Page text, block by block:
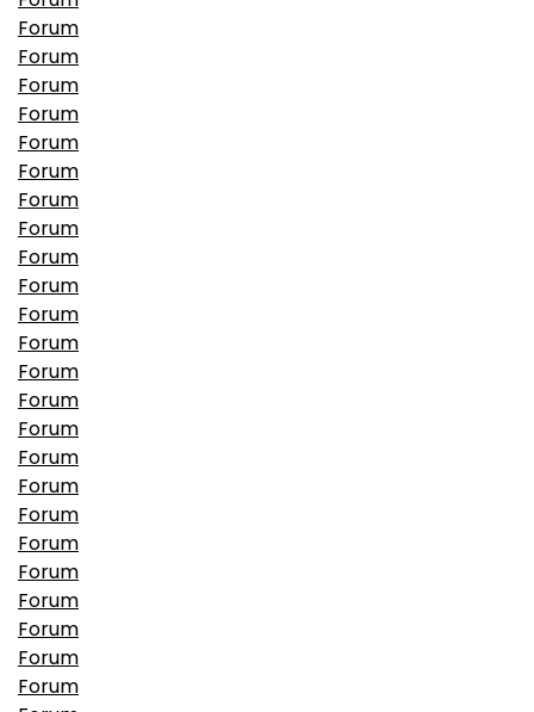
Forum
Forum
Forum
Forum
Forum
Forum
Forum
Forum
Forum
Forum
Forum
Forum
Forum
Forum
Forum
Forum
Forum
Forum
Forum
Forum
Forum
Forum
Forum
Forum